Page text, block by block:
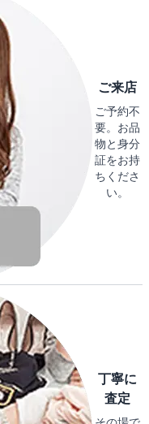
ご来店
ご予約不
要。お品
物と身分
証をお持
ちくださ
い。
丁寧に
査定